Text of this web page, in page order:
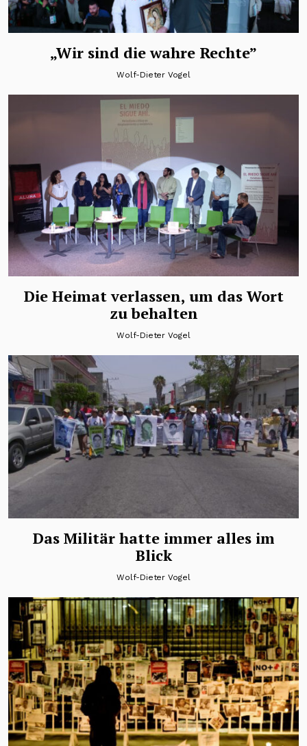
„Wir sind die wahre Rechte”
Wolf-Dieter Vogel
Die Heimat verlassen, um das Wort
zu behalten
Wolf-Dieter Vogel
Das Militär hatte immer alles im
Blick
Wolf-Dieter Vogel